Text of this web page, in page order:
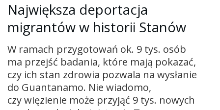
Największa deportacja
migrantów w historii Stanów
W ramach przygotowań ok. 9 tys. osób
ma przejść badania, które mają pokazać,
czy ich stan zdrowia pozwala na wysłanie
do Guantanamo. Nie wiadomo,
czy więzienie może przyjąć 9 tys. nowych